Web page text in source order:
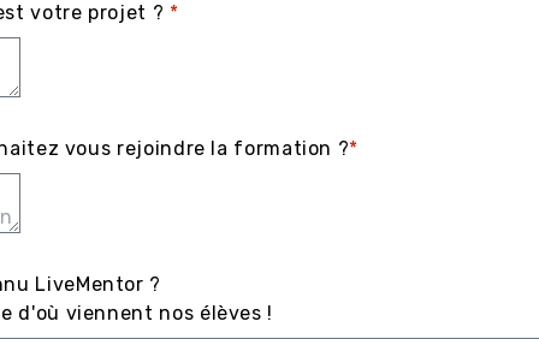
votre projet ? *
vous rejoindre la formation ?*
LiveMentor ?
d'où viennent nos élèves !